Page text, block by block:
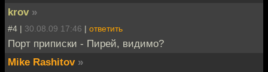
krov »
#4 | 30.08.09 17:46 | ответить
Порт приписки - Пирей, видимо?
Mike Rashitov »